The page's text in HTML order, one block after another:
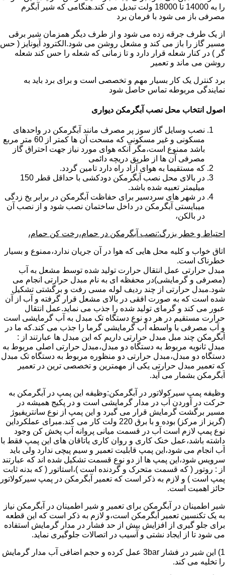
را به 14000 تا 18000 ولت تبدیل می کند.هنگامی که شیر آبگرم
مصرفی باز می شود با فرمان برد
از یک طرف جرقه زده می شود و از طرف دیگر همزمان شیر برقی
مسیر گاز را باز می کند و مشعل روشن می شود.الکترود آیونایز ( حس
گر ) در کنار شعله قرار دارد و تا زمانی که شعله را حس کند شعله
روشن می ماند و تعمیر
برد کنترل یک کار بسیار مهم و تخصصی است و برای برد باید به
نمایندگی مربوطه تماس حاصل شود
اصول انتخاب محل نصب آبگرمکن دیواری
نصب وسایل گاز سوز پر مصرف مانند آبگرمکن در واحدهای
مسکونی و غیر مسکونی که مسحت آن ها کمتر از 60 متر مربع
باشد ممنوع است،مگر آنکه هوای مورد نیاز جهت احتراق گاز
مصرفی آن ها از طریق دریچه دائمی
که مستقیما به هوای آزاد راه دارد تامین گردد.
در بالای محل نصب آبگرمکن دودکشی با حداقل قطر 150
میلیمتر تعبیه شده باشد.
در شهر های سردسیر برای حفاظت آبگرمکن در برابر یخ زدگی
میبایستی آبگرمکن در داخل ساختمان نصب شود و از نصب آن
در بالکن،
احتیاط و خطر بزرگ:نصب آبگرمکن در حمام،رخت کن حمام،
اتاق خواب و کلیه محل هایی که هوا در آن جریان ندارد،ممنوع و بسیار
خطرناک است.
مبدل حرارتی عمل انتقال حرارت تولید شده توسط مشعل به آب
(مصرفی و گرمایشی)در محفظه ای به نام مبدل حرارتی انجام می
شود.مبدل حرارتی از چند ردیف لوله مسی رفت و برگشتی تشکیل
شده است که به صورت افقی در بالای مشعل قرار گرفته و آب از آن
عبور می کند و گرمای تولید شده را جذب می نماید.عمل انتقال
حرارت مستقیم در هر دو نوع دستگاه تک مبدل به آب گرمایشی است
و آب مصرفی با واسطه آب گرمایشی گرما را جذب می کند.که ما در
آبگرمکن چند مبل مبدل حرارتی داریم که این مبدل ها عبارتند از :
مبدل ثانویه مربوط به دستگاه دو مبدل،مبدل حرارتی اصلی مربوط به
دستگاه دو مبدل،مبدل حرارتی دو منظوره مربوط به دستگاه تک مبدل
که تعمیر مبدل حرارتی یکی از مهمترین و تخصصی ترین در تعمیر
آبگرمکن بشمار می آید.
وظیفه پمپ سیرکولاتور در آبگرمکن:وظیفه این پمپ در آبگرمکن به
حرکت در آوردن آب در مدار گرمایشی است و در پکیج همیشه در
مسیر برگشت گرمایش قرار می گیرد و این پمپ از نوع سانتریفیوژ
(گریز از مرکز) بوده و با برق 220 ولت کار می کند.مبرای عملکرداین
نوع پمپ لازم است آب در قسمت میانی پروانه آب پخش کن وجود
داشته باشد،عمل خنک کاری و روان کاری یاتاقان های این پمپ فقط با
آب انجام می شود،این پمپ قابلیت تعمیر و سیم پیچی ندارد ولی باید
سرویس شود،این پمپ ها از دو نوع قسمت تشکیل شده اند که عبارتند
از : روتور ( که قسمت متحرک و گردنده است )،استاتور ( که بدنه ثابت
پمپ است ) و لازم به ذکر است که تعمیر آبگرمکن در پمپ سیرکولاتور
حائز اهمیت است.
شیر اطمینان در آبگرمکن برای تعمیر و شیر اطمینان در آبگرمکن نیاز
به یک تکنسین تعمیر آبگرمکن است،و لازم به ذکر است که این قطعه
برای جلو گیری از افزایش بیش از حد فشار در مدار گرمایش استفاده
می شود تا از ایجاد نشتی و آسیب در اتصالات جلوگیری نماید.
1) این شیر در فشار 3bar عمل کرده و حجم اضافی آب مدار گرمایش
را تخلیه می کند.